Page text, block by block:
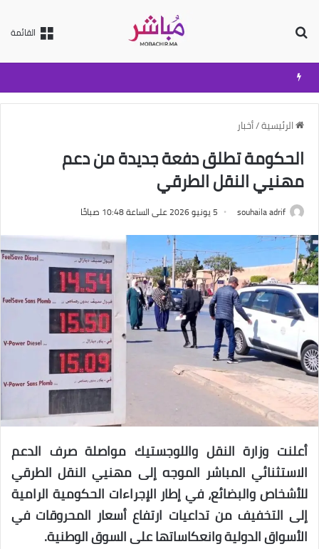
القائمة
الرئيسية/أخبار
الحكومة تطلق دفعة جديدة من دعم
مهنيي النقل الطرقي
souhaila adrif 5 يونيو 2026 على الساعة 10:48 صباحًا
أعلنت وزارة النقل واللوجستيك مواصلة صرف الدعم
الاستثنائي المباشر الموجه إلى مهنيي النقل الطرقي
للأشخاص والبضائع، في إطار الإجراءات الحكومية الرامية
إلى التخفيف من تداعيات ارتفاع أسعار المحروقات في
الأسواق الدولية وانعكاساتها على السوق الوطنية.